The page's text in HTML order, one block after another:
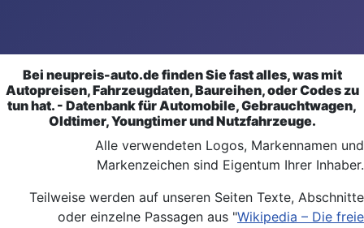
Bei neupreis-auto.de finden Sie fast alles, was mit
Autopreisen, Fahrzeugdaten, Baureihen, oder Codes zu
tun hat. - Datenbank für Automobile, Gebrauchtwagen,
Oldtimer, Youngtimer und Nutzfahrzeuge.
Alle verwendeten Logos, Markennamen und
Markenzeichen sind Eigentum Ihrer Inhaber.
Teilweise werden auf unseren Seiten Texte, Abschnitte
oder einzelne Passagen aus "Wikipedia – Die freie